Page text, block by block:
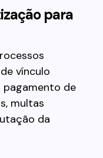
para
vínculo
pagamento de
multas
da